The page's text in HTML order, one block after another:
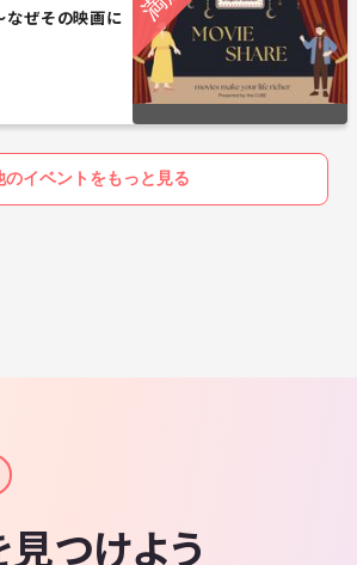
ぜその映画に
のイベントをもっと見る
見つけよう